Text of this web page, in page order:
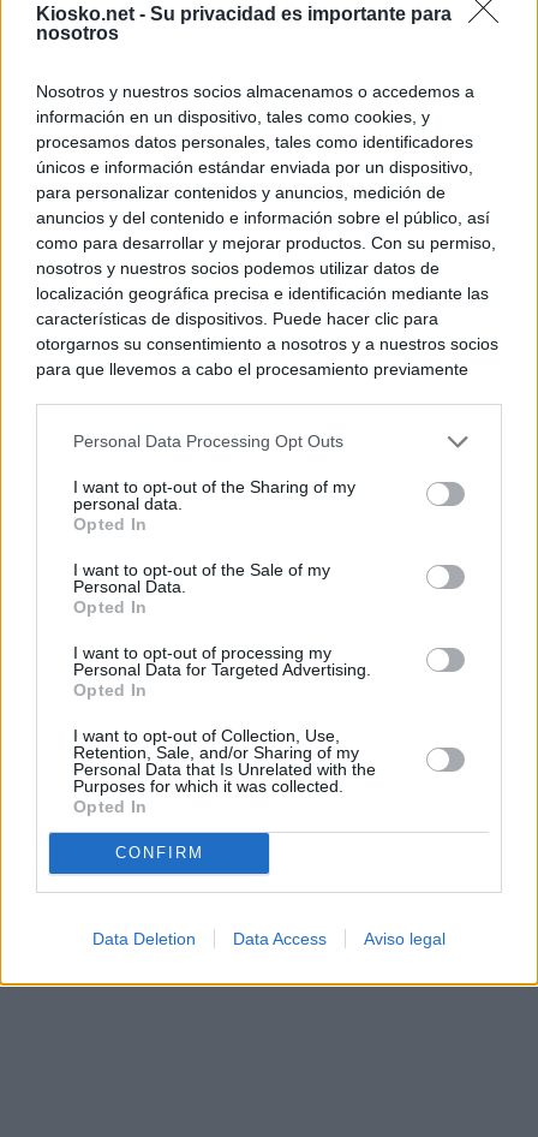
Kiosko.net - Su privacidad es importante para
nosotros
Nosotros y nuestros socios almacenamos o accedemos a
información en un dispositivo, tales como cookies, y
procesamos datos personales, tales como identificadores
únicos e información estándar enviada por un dispositivo,
para personalizar contenidos y anuncios, medición de
anuncios y del contenido e información sobre el público, así
como para desarrollar y mejorar productos. Con su permiso,
nosotros y nuestros socios podemos utilizar datos de
localización geográfica precisa e identificación mediante las
características de dispositivos. Puede hacer clic para
otorgarnos su consentimiento a nosotros y a nuestros socios
para que llevemos a cabo el procesamiento previamente
negar su consentimiento. Tenga en cuenta que algún
de su consentimiento, pero usted tiene el derecho de
rechazar tal procesamiento. Sus preferencias se aplicarán
cualquier momento entrando de nuevo en este sitio web o
visitando nuestra política de privacidad.
Personal Data Processing Opt Outs
I want to opt-out of the Sharing of my
personal data.
Opted In
I want to opt-out of the Sale of my
Personal Data.
Opted In
I want to opt-out of processing my
Personal Data for Targeted Advertising.
Opted In
I want to opt-out of Collection, Use,
Retention, Sale, and/or Sharing of my
Personal Data that Is Unrelated with the
Purposes for which it was collected.
Opted In
CONFIRM
Data Deletion Data Access Aviso legal